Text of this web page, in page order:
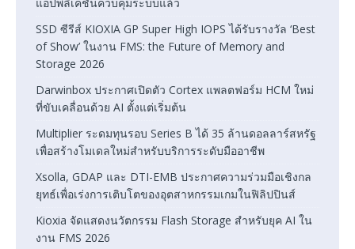
SSD ซีรีส์ KIOXIA GP Super High IOPS ได้รับรางวัล ‘Best
of Show’ ในงาน FMS: the Future of Memory and
Storage 2026
Darwinbox ประกาศเปิดตัว Cortex แพลตฟอร์ม HCM ใหม่
ที่ขับเคลื่อนด้วย AI ตั้งแต่เริ่มต้น
Multiplier ระดมทุนรอบ Series B ได้ 35 ล้านดอลลาร์สหรัฐ
เพื่อสร้างโมเดลใหม่สำหรับบริการระดับมืออาชีพ
Xsolla, GDAP และ DTI-EMB ประกาศความร่วมมือเชิงกล
ยุทธ์เพื่อเร่งการเติบโตของอุตสาหกรรมเกมในฟิลิปปินส์
Kioxia จัดแสดงนวัตกรรม Flash Storage สำหรับยุค AI ใน
งาน FMS 2026